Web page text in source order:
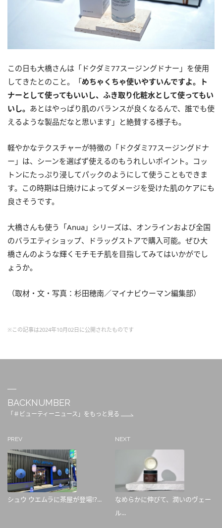
この日も大橋さんは「ドクダミ77スージングドナー」を使用
してきたとのこと。「めちゃくちゃ使いやすいんですよ。ト
ナーとして使ってもいいし、ふき取り化粧水として使ってもい
いし。 あとはやっぱり肌のバランスが良くなるんで、誰でも使
えるような製品だなと思います」と絶賛する様子も。
軽やかなテクスチャーが特徴の「ドクダミ77スージングドナ
ー」は、シーンを選ばず使えるのもうれしいポイント。コッ
トンにたっぷり浸してパックのようにして使うこともできま
す。この時期は日焼けによってダメージを受けた肌のケアにも
良さそうです。
大橋さんも使う「Anua」シリーズは、オンラインおよび全国
のバラエティショップ、ドラッグストアで購入可能。ぜひ大
橋さんのような輝くモチモチ肌を目指してみてはいかがでし
ょうか。
（取材・文・写真：杉田穂南／マイナビウーマン編集部）
※この記事は2024年10月02日に公開されたものです
BACKNUMBER
「＃ビューティーニュース」をもっと見る
PREV
シュウ ウエムラに茶屋が登場!?...
NEXT
なめらかに伸びて、潤いのヴェー
ル...